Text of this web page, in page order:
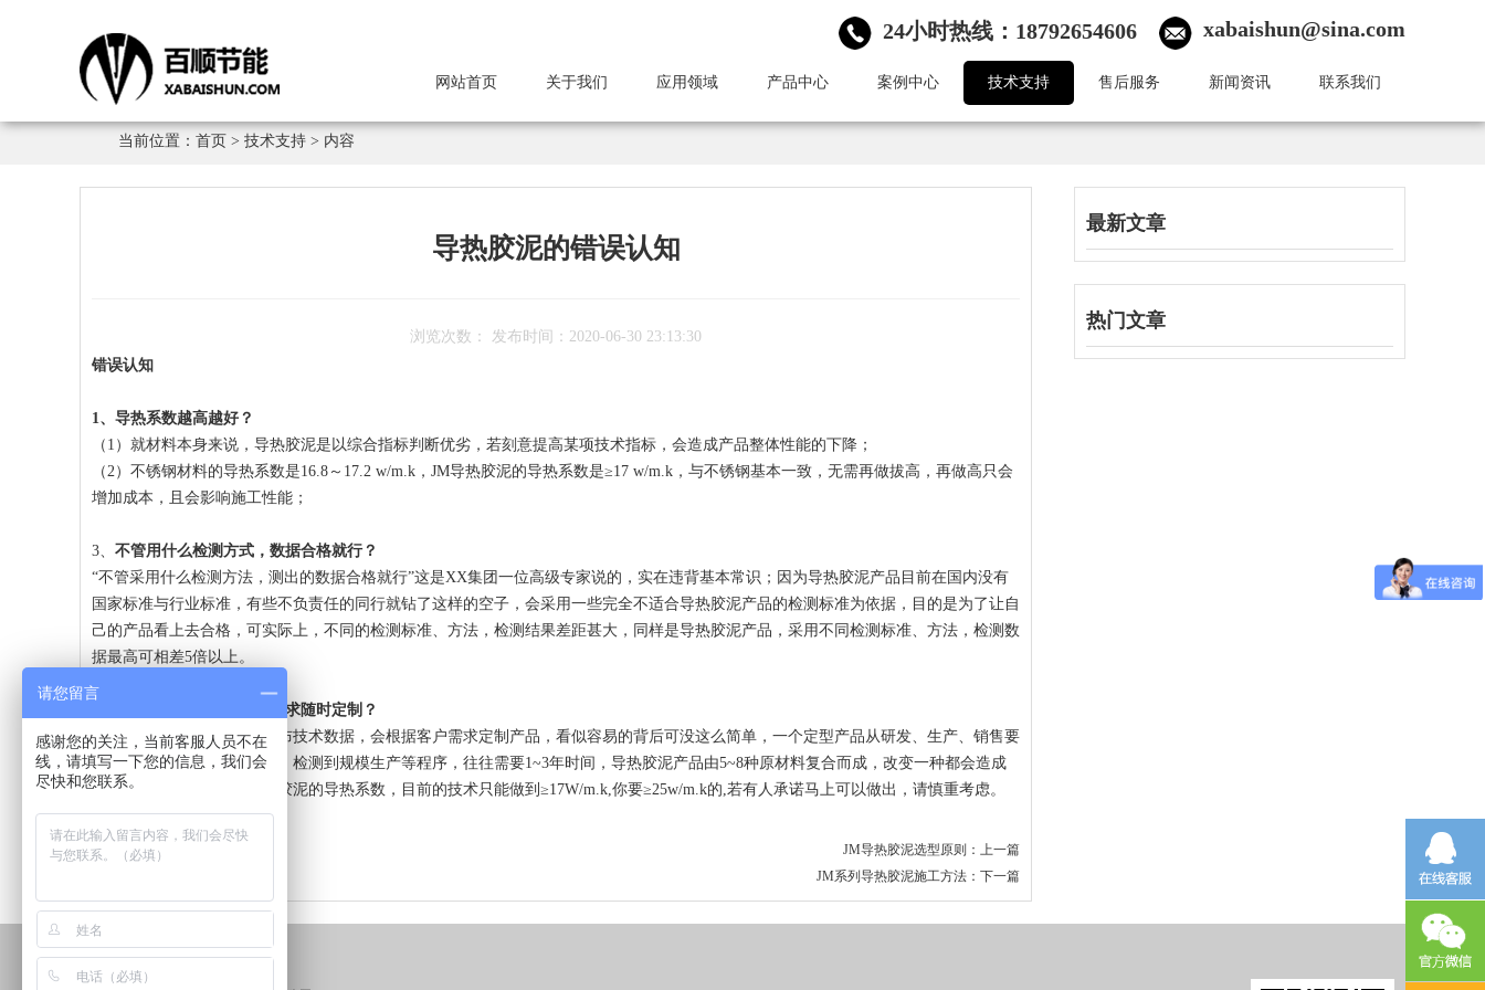
xabaishun@sina.com
24小时热线：18792654606
网站首页 关于我们 应用领域 产品中心 案例中心 技术支持 售后服务 新闻资讯 联系我们
当前位置： 首页 > 技术支持 > 内容
导热胶泥的错误认知
浏览次数：
发布时间：2020-06-30 23:13:30
错误认知
1、导热系数越高越好？
（1）就材料本身来说，导热胶泥是以综合指标判断优劣，若刻意提高某项技术指标，会造成产品整体性能的下降；
（2）不锈钢材料的导热系数是16.8～17.2 w/m.k，JM导热胶泥的导热系数是≥17 w/m.k，与不锈钢基本一致，无需再做拔高，再做高只会
增加成本，且会影响施工性能；
3、 不管用什么检测方式，数据合格就行？
“不管采用什么检测方法，测出的数据合格就行”这是XX集团一位高级专家说的，实在违背基本常识；因为导热胶泥产品目前在国内没有
国家标准与行业标准，有些不负责任的同行就钻了这样的空子，会采用一些完全不适合导热胶泥产品的检测标准为依据，目的是为了让自
己的产品看上去合格，可实际上，不同的检测标准、方法，检测结果差距甚大，同样是导热胶泥产品，采用不同检测标准、方法，检测数
据最高可相差5倍以上。
导热胶泥可以根据招标要求随时定制？
许多厂家在网站上从来不公布技术数据，会根据客户需求定制产品，看似容易的背后可没这么简单，一个定型产品从研发、生产、销售要
通过设计配方、小试、中试、检测到规模生产等程序，往往需要1~3年时间，导热胶泥产品由5~8种原材料复合而成，改变一种都会造成
产品的性能变化，比如导热胶泥的导热系数，目前的技术只能做到≥17W/m.k,你要≥25w/m.k的,若有人承诺马上可以做出，请慎重考虑。
JM导热胶泥选型原则 ：上一篇
JM系列导热胶泥施工方法 ：下一篇
最新文章
热门文章
请您留言
感谢您的关注，当前客服人员不在
线，请填写一下您的信息，我们会
尽快和您联系。